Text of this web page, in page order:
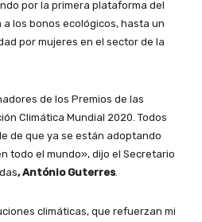
por la primera plataforma del
los bonos ecológicos, hasta un
por mujeres en el sector de la
de los Premios de las
Climática Mundial 2020. Todos
de que ya se están adoptando
todo el mundo», dijo el Secretario
, António Guterres.
climáticas, que refuerzan mi